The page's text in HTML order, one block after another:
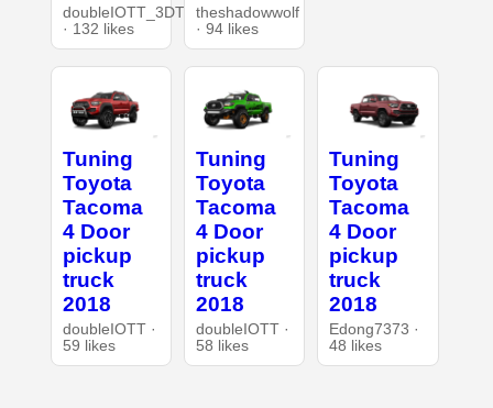
doubleIOTT_3DT
· 132 likes
theshadowwolf
· 94 likes
Tuning
Toyota
Tacoma
4 Door
pickup
truck
2018
doubleIOTT ·
59 likes
Tuning
Toyota
Tacoma
4 Door
pickup
truck
2018
doubleIOTT ·
58 likes
Tuning
Toyota
Tacoma
4 Door
pickup
truck
2018
Edong7373 ·
48 likes